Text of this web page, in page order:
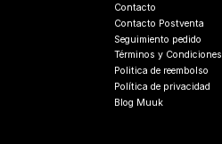
Contacto
Contacto Postventa
Seguimiento pedido
Términos y Condiciones
Politica de reembolso
Política de privacidad
Blog Muuk